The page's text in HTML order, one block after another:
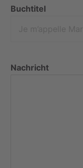
Buchtitel
Nachricht